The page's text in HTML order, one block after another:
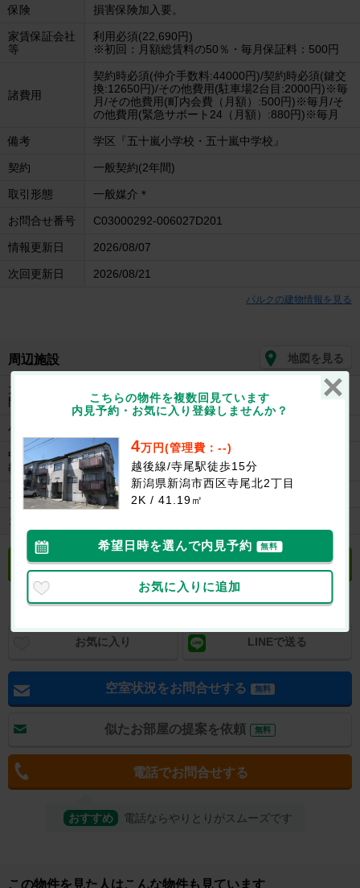
保険 損害保険加入要。
家賃保証会社
等
利用必須(22,690円)
※初回：月額総賃料の50％・毎月保証料：500円
諸費用
契約時必須(仲介手数料:44000円)/契約時必須(鍵交
換:12650円)/その他費用(駐車場2台目:2000円)※毎
月/その他費用(町内会費（月額）:500円)※毎月/そ
の他費用(緊急サポート24（月額）:880円)※毎月
備考 学区『五十嵐小学校・五十嵐中学校』
契約 一般契約(2年間)
取引形態 一般媒介＊
お問合せ番号 C03000292-006027D201
情報更新日 2026/08/07
次回更新日 2026/08/21
パルクの建物情報を見る
周辺施設 地図を見る
大学/短大/専
門学校
私立新潟工業短期大学まで604m
小学校
中学校/中等
教育学校
新潟市立五十嵐中学校まで500m
スーパー ウオロク上新栄町店まで540m
コンビニ
立地や周辺環境について聞く 無料
お気に入り LINEで送る
空室状況をお問合せする 無料
似たお部屋の提案を依頼 無料
電話でお問合せする
おすすめ 電話ならやりとりがスムーズです
取り扱い店舗
こちらの物件を複数回見ています
内見予約・お気に入り登録しませんか？
4万円(管理費：--)
越後線/寺尾駅徒歩15分
新潟県新潟市西区寺尾北2丁目
2K / 41.19㎡
希望日時を選んで内見予約 無料
お気に入りに追加